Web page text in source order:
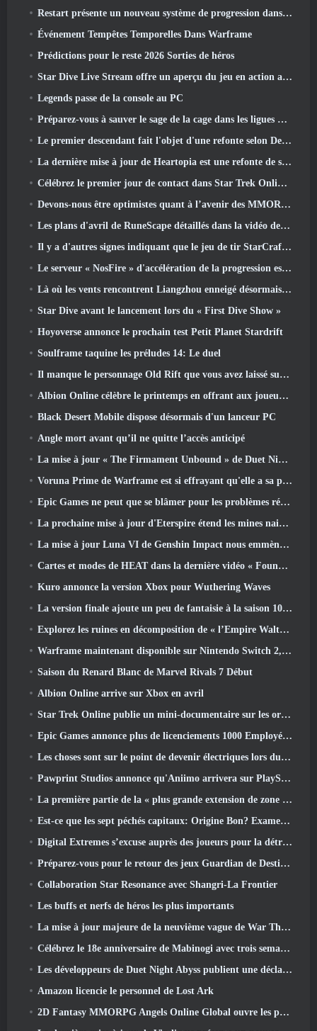
Restart présente un nouveau système de progression dans la mise à jour de la saison SS4
Événement Tempêtes Temporelles Dans Warframe
Prédictions pour le reste 2026 Sorties de héros
Star Dive Live Stream offre un aperçu du jeu en action avant son lancement
Legends passe de la console au PC
Préparez-vous à sauver le sage de la cage dans les ligues VI de Old School RuneScape: Pactes démoniaques
Le premier descendant fait l'objet d'une refonte selon Dev Stream
La dernière mise à jour de Heartopia est une refonte de style Alice au pays des merveilles
Célébrez le premier jour de contact dans Star Trek Online et gagnez une nouvelle version du Nobel Intel Battlecruiser
Devons-nous être optimistes quant à l’avenir des MMORPG?
Les plans d'avril de RuneScape détaillés dans la vidéo des développeurs
Il y a d'autres signes indiquant que le jeu de tir StarCraft en monde ouvert pourrait être une réalité
Le serveur « NosFire » d'accélération de la progression est désormais disponible dans NosTale
Là où les vents rencontrent Liangzhou enneigé désormais disponible avec la sortie de la version 1.5
Star Dive avant le lancement lors du « First Dive Show »
Hoyoverse annonce le prochain test Petit Planet Stardrift
Soulframe taquine les préludes 14: Le duel
Il manque le personnage Old Rift que vous avez laissé sur le serveur Dead? Gamigo a une solution pour ça
Albion Online célèbre le printemps en offrant aux joueurs une jolie monture de lapin
Black Desert Mobile dispose désormais d'un lanceur PC
Angle mort avant qu’il ne quitte l’accès anticipé
La mise à jour « The Firmament Unbound » de Duet Night Abyss conclut l’histoire de Huaxu
Voruna Prime de Warframe est si effrayant qu'elle a sa propre bande-annonce de bande rouge
Epic Games ne peut que se blâmer pour les problèmes récents
La prochaine mise à jour d'Eterspire étend les mines naines et propose une refonte complète des combats contre les boss
La mise à jour Luna VI de Genshin Impact nous emmène à cet endroit dont Mondstadt continue de parler mais que nous n'avons jamais vu
Cartes et modes de HEAT dans la dernière vidéo « Foundations »
Kuro annonce la version Xbox pour Wuthering Waves
La version finale ajoute un peu de fantaisie à la saison 10 Lancements
Explorez les ruines en décomposition de « l’Empire Walthen » dans la prochaine mise à jour majeure de RAVEN2
Warframe maintenant disponible sur Nintendo Switch 2, Juste à temps pour le lancement de Shadowgrapher
Saison du Renard Blanc de Marvel Rivals 7 Début
Albion Online arrive sur Xbox en avril
Star Trek Online publie un mini-documentaire sur les origines de la Fédération pour célébrer le 16e anniversaire
Epic Games annonce plus de licenciements 1000 Employés, Citant « Recul de l’engagement Fortnite »
Les choses sont sur le point de devenir électriques lors du prochain événement de réplique d’Apex Legends
Pawprint Studios annonce qu'Aniimo arrivera sur PlayStation 5 Et l'Epic Games Store lors des lancements
La première partie de la « plus grande extension de zone » de l’histoire de RuneScape est lancée aujourd’hui
Est-ce que les sept péchés capitaux: Origine Bon? Examen honnête
Digital Extremes s’excuse auprès des joueurs pour la détresse causée par les « invitations néfastes » dans Warframe
Préparez-vous pour le retour des jeux Guardian de Destiny 2
Collaboration Star Resonance avec Shangri-La Frontier
Les buffs et nerfs de héros les plus importants
La mise à jour majeure de la neuvième vague de War Thunder améliore l'apparence des batailles navales avec des visuels aquatiques améliorés
Célébrez le 18e anniversaire de Mabinogi avec trois semaines d'événements et de récompenses
Les développeurs de Duet Night Abyss publient une déclaration officielle concernant un récent incident de logiciel malveillant suite à la mise à jour du jeu
Amazon licencie le personnel de Lost Ark
2D Fantasy MMORPG Angels Online Global ouvre les pré-inscriptions